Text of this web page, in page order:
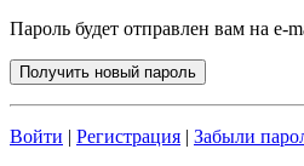
Пароль будет отправлен вам на e-
Войти | Регистрация | Забыли